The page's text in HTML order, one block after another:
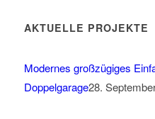
AKTUELLE PROJEKTE
Modernes großzügiges
Doppelgarage28.